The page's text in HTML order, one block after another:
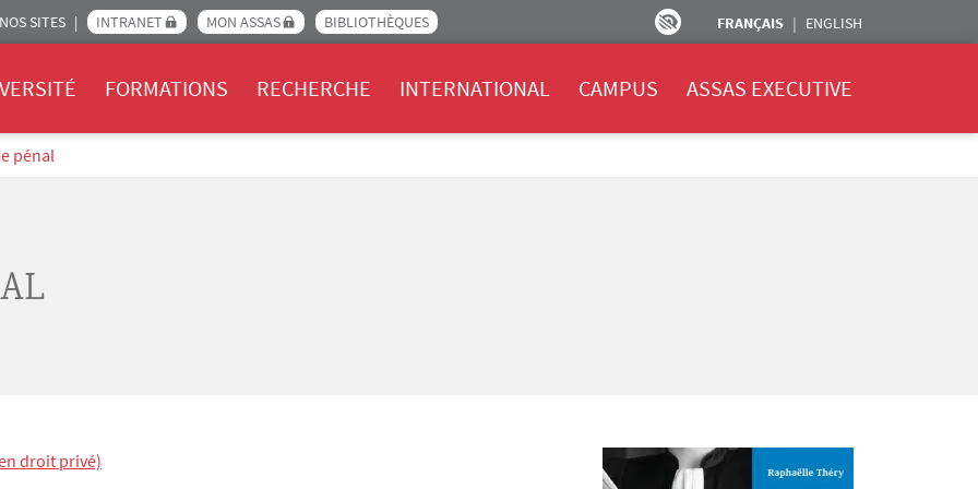
SITES INTRANET MON ASSAS BIBLIOTHÈQUES FRANÇAIS ENGLISH
FORMATIONS RECHERCHE INTERNATIONAL CAMPUS ASSAS EXECUTIVE
pénal
droit privé)